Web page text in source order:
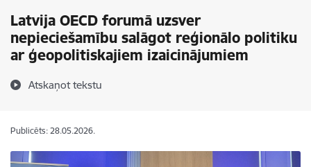
Latvija OECD forumā uzsver
nepieciešamību salāgot reģionālo politiku
ar ģeopolitiskajiem izaicinājumiem
Atskaņot tekstu
Publicēts: 28.05.2026.